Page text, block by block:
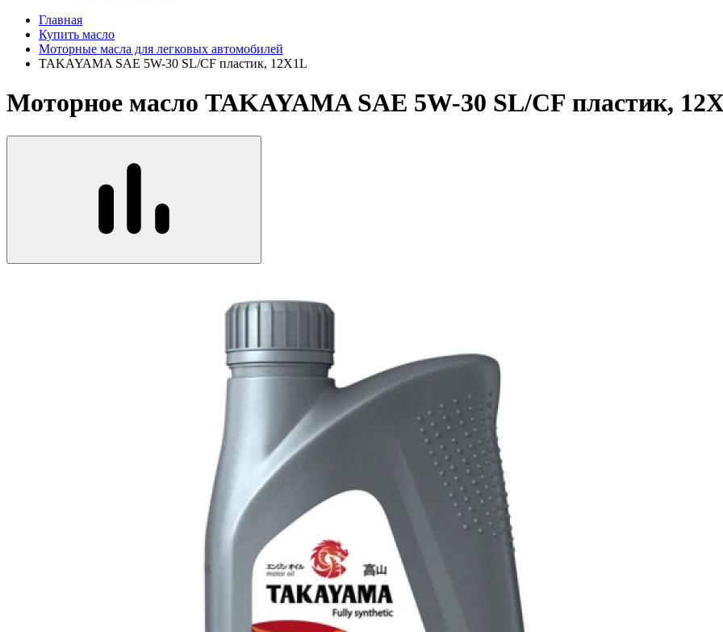
Главная
Купить масло
Моторные масла для легковых автомобилей
TAKAYAMA SAE 5W-30 SL/СF пластик, 12X1L
Моторное масло TAKAYAMA SAE 5W-30 SL/СF пластик,